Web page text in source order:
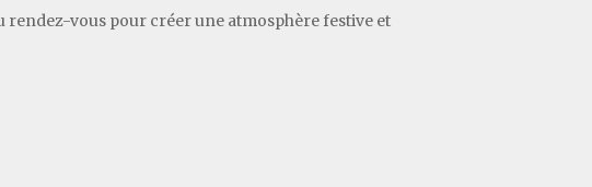
rendez-vous pour créer une atmosphère festive et